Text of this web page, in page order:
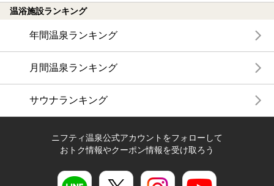
温浴施設ランキング
年間温泉ランキング
月間温泉ランキング
サウナランキング
ニフティ温泉公式アカウントをフォローして
おトク情報やクーポン情報を受け取ろう